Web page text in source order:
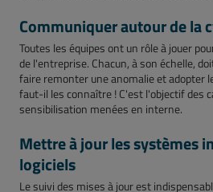
Communiquer autour de la
Toutes les équipes ont un rôle à jouer
de l'entreprise. Chacun, à son échelle,
faire remonter une anomalie et adopter
faut-il les connaître ! C'est l'objectif des
sensibilisation menées en interne.
Mettre à jour les systèmes
logiciels
Le suivi des mises à jour est